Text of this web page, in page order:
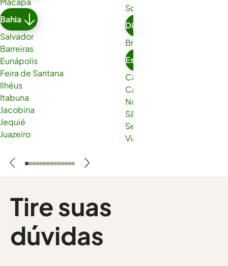
Bahia
Salvador
Barreiras
Eunápolis
Feira de Santana
Ilhéus
Itabuna
Jacobina
Jequié
Juazeiro
Sobral
Distrito Federal
Brasília
Espírito Santo
Cachoeiro de Itapemirim
Cariacica
Nova Venécia
São Gabriel da Palha
Serra
Viana
Tire suas
dúvidas